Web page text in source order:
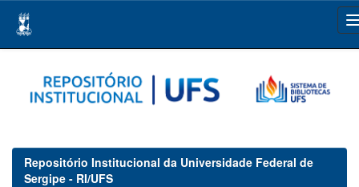
navigation
Repositório Institucional da Universidade Federal de
Sergipe - RI/UFS